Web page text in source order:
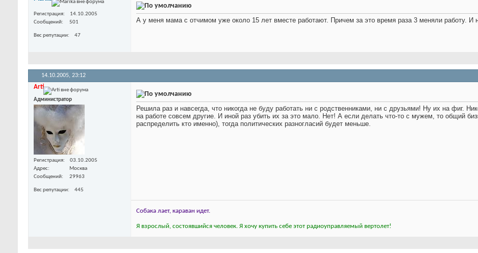
Регистрация
14.10.2005
Сообщений
501
Вес репутации 47
А у меня мама с отчимом уже около 15 лет вместе работают. Причем за это время раза 3 меняли работу. И
14.10.2005, 23:12
Arti
Администратор
Регистрация
03.10.2005
Адрес
Москва
Сообщений
29963
Вес репутации 445
Решила раз и навсегда, что никогда не буду работать ни с родственниками, ни с друзьями! Ну их на фиг.
на работе совсем другие. И иной раз убить их за это мало. Нет! А если делать что-то с мужем, то общий
распределить кто именно), тогда политических разногласий будет меньше.
Собака лает, караван идет.
Я взрослый, состоявшийся человек. Я хочу купить себе этот радиоуправляемый вертолет!